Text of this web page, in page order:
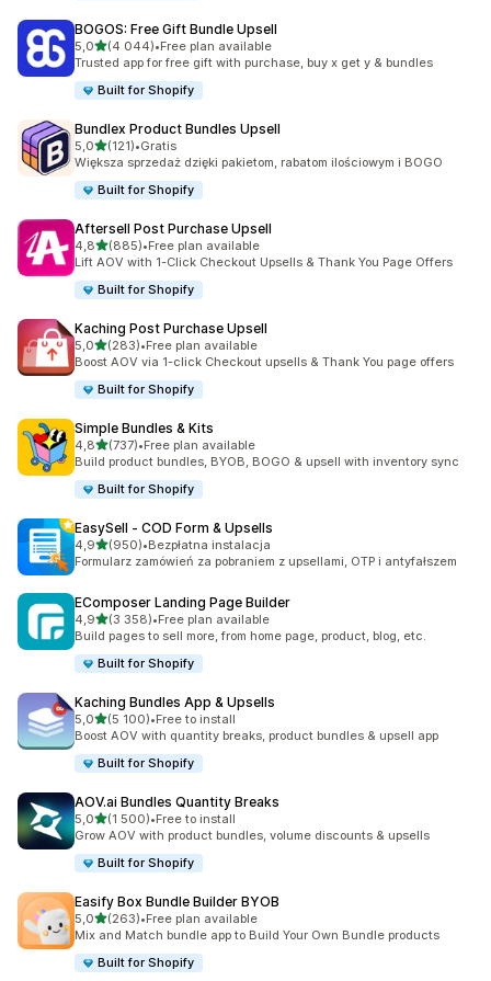
BOGOS: Free Gift Bundle Upsell
5,0na 5 gwiazdek
(4 044)
Łączna liczba recenzji: 4044
•Free plan available
Trusted app for free gift with purchase, buy x get y & bundles
Built for Shopify
Bundlex Product Bundles Upsell
5,0na 5 gwiazdek
(121)
Łączna liczba recenzji: 121
•Gratis
Większa sprzedaż dzięki pakietom, rabatom ilościowym i BOGO
Built for Shopify
Aftersell Post Purchase Upsell
4,8na 5 gwiazdek
(885)
Łączna liczba recenzji: 885
•Free plan available
Lift AOV with 1-Click Checkout Upsells & Thank You Page Offers
Built for Shopify
Kaching Post Purchase Upsell
5,0na 5 gwiazdek
(283)
Łączna liczba recenzji: 283
•Free plan available
Boost AOV via 1-click Checkout upsells & Thank You page offers
Built for Shopify
Simple Bundles & Kits
4,8na 5 gwiazdek
(737)
Łączna liczba recenzji: 737
•Free plan available
Build product bundles, BYOB, BOGO & upsell with inventory sync
Built for Shopify
EasySell ‑ COD Form & Upsells
4,9na 5 gwiazdek
(950)
Łączna liczba recenzji: 950
•Bezpłatna instalacja
Formularz zamówień za pobraniem z upsellami, OTP i antyfałszem
EComposer Landing Page Builder
4,9na 5 gwiazdek
(3 358)
Łączna liczba recenzji: 3358
•Free plan available
Build pages to sell more, from home page, product, blog, etc.
Built for Shopify
Kaching Bundles App & Upsells
5,0na 5 gwiazdek
(5 100)
Łączna liczba recenzji: 5100
•Free to install
Boost AOV with quantity breaks, product bundles & upsell app
Built for Shopify
AOV.ai Bundles Quantity Breaks
5,0na 5 gwiazdek
(1 500)
Łączna liczba recenzji: 1500
•Free to install
Grow AOV with product bundles, volume discounts & upsells
Built for Shopify
Easify Box Bundle Builder BYOB
5,0na 5 gwiazdek
(263)
Łączna liczba recenzji: 263
•Free plan available
Mix and Match bundle app to Build Your Own Bundle products
Built for Shopify